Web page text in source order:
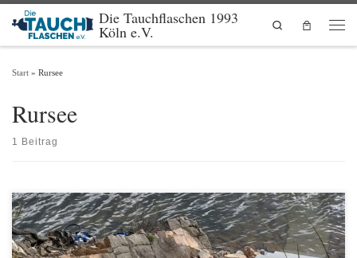
Zum Inhalt springenDie Tauchflaschen 1993
Köln e.V.
Search
Start » Rursee
Rursee
1 Beitrag